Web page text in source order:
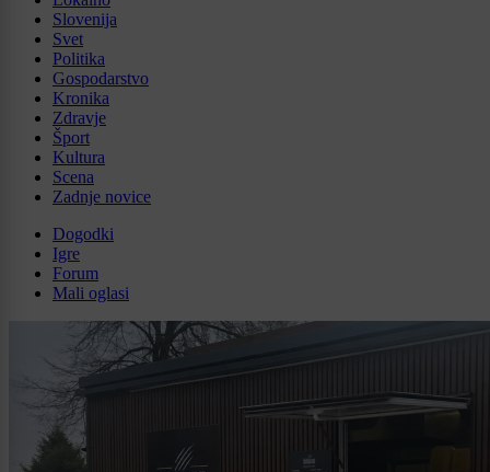
Slovenija
Svet
Politika
Gospodarstvo
Kronika
Zdravje
Šport
Kultura
Scena
Zadnje novice
Dogodki
Igre
Forum
Mali oglasi